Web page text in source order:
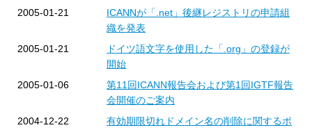
2005-01-21
ICANNが「.net」後継レジストリの申請組
織を発表
2005-01-21
ドイツ語文字を使用した「.org」の登録が
開始
2005-01-06
第11回ICANN報告会および第1回IGTF報告
会開催のご案内
2004-12-22
有効期限切れドメイン名の削除に関するポ